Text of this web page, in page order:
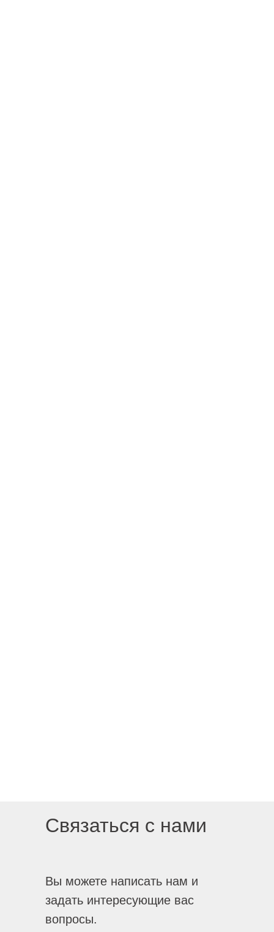
Связаться с нами
Вы можете написать нам и
задать интересующие вас
вопросы.